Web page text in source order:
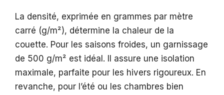
La densité, exprimée en grammes par mètre
carré (g/m²), détermine la chaleur de la
couette. Pour les saisons froides, un garnissage
de 500 g/m² est idéal. Il assure une isolation
maximale, parfaite pour les hivers rigoureux. En
revanche, pour l’été ou les chambres bien